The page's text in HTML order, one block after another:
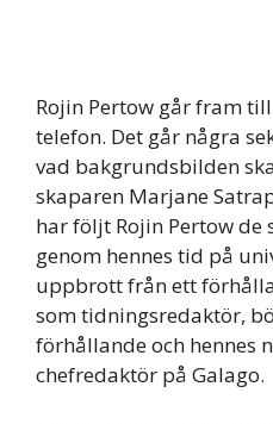
Rojin Pertow går fram
telefon. Det går några
vad bakgrundsbilden
skaparen Marjane
har följt Rojin Pertow de
genom hennes tid på
uppbrott från ett
som tidningsredaktör,
förhållande och hennes
chefredaktör på Galago.